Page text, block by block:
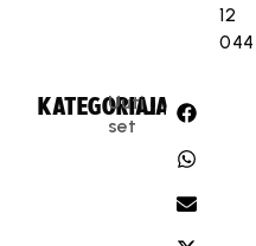
12
044
KATEGORIA:
Uuti
set
JAA: